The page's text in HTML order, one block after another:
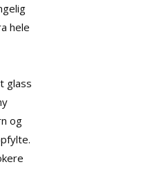
hele
glass
og